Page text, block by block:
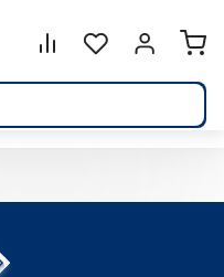
Сравнение.
СписокВойти или